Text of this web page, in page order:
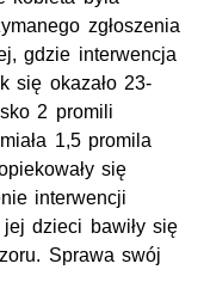
zgłoszenia
gdzie interwencja
się okazało 23-
2 promili
1,5 promila
się
interwencji
jej dzieci bawiły się
Sprawa swój